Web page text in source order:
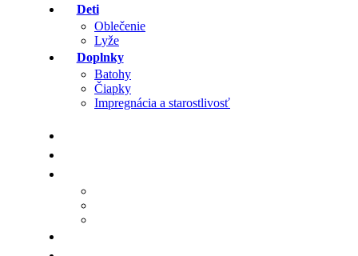
Deti
Oblečenie
Lyže
Doplnky
Batohy
Čiapky
Impregnácia a starostlivosť